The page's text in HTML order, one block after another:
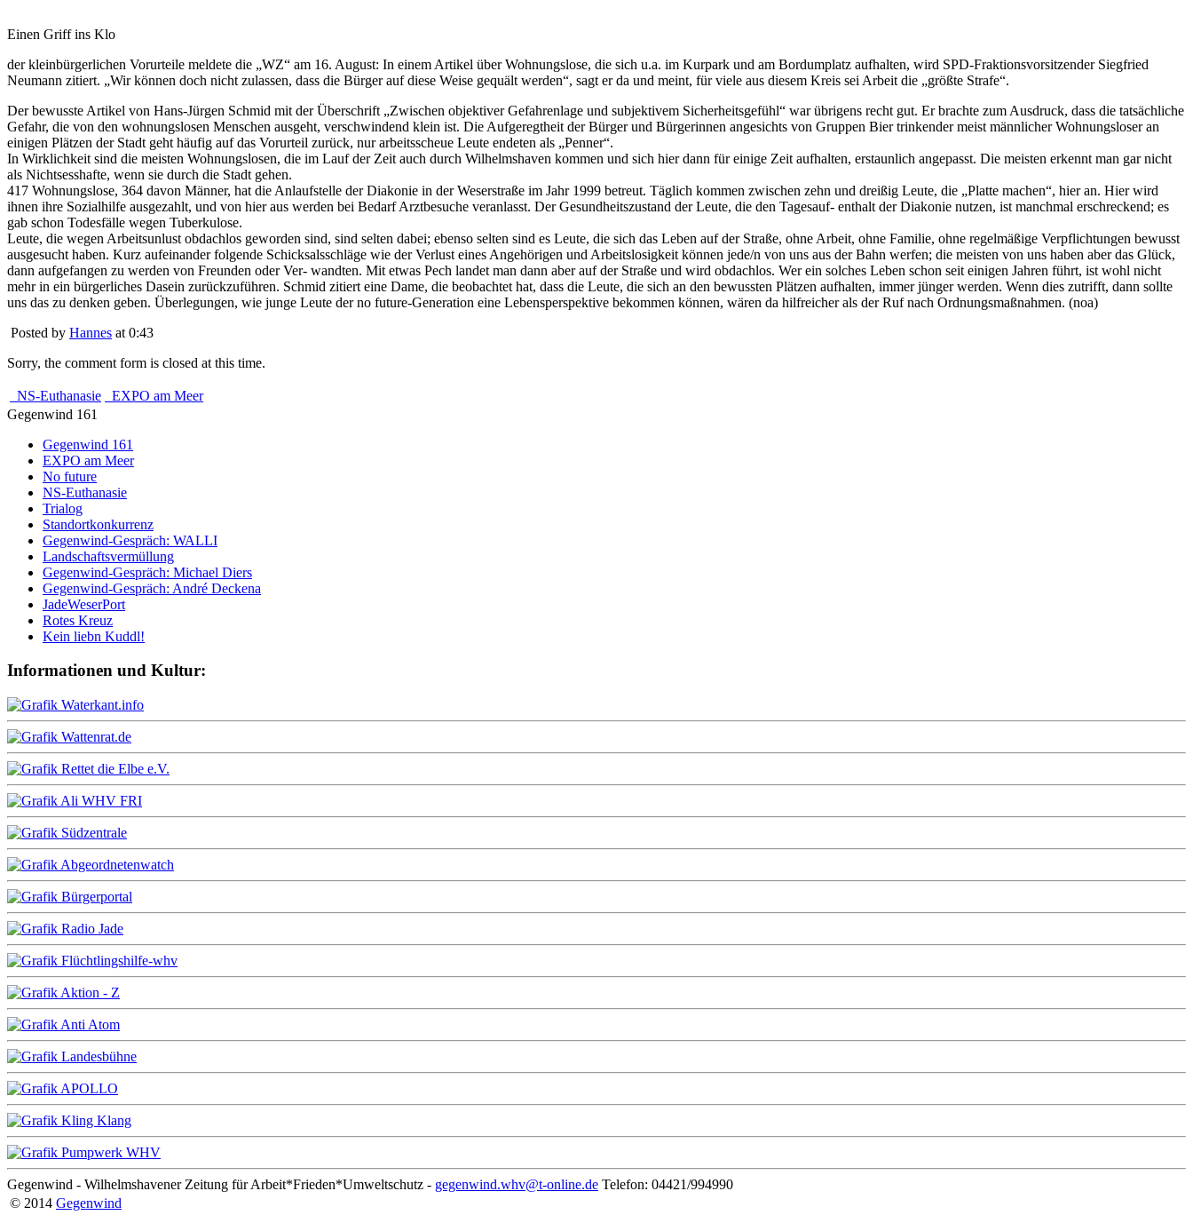
Einen Griff ins Klo
der kleinbürgerlichen Vorurteile meldete die „WZ“ am 16. August: In einem Artikel über Wohnungslose, die sich u.a. im Kurpark und am Bordumplatz aufhalten, wird SPD-Fraktionsvorsitzender Siegfried
Neumann zitiert. „Wir können doch nicht zulassen, dass die Bürger auf diese Weise gequält werden“, sagt er da und meint, für viele aus diesem Kreis sei Arbeit die „größte Strafe“.
Der bewusste Artikel von Hans-Jürgen Schmid mit der Überschrift „Zwischen objektiver Gefahrenlage und subjektivem Sicherheitsgefühl“ war übrigens recht gut. Er brachte zum Ausdruck, dass die tatsächliche
Gefahr, die von den wohnungslosen Menschen ausgeht, verschwindend klein ist. Die Aufgeregtheit der Bürger und Bürgerinnen angesichts von Gruppen Bier trinkender meist männlicher Wohnungsloser an
einigen Plätzen der Stadt geht häufig auf das Vorurteil zurück, nur arbeitsscheue Leute endeten als „Penner“.
In Wirklichkeit sind die meisten Wohnungslosen, die im Lauf der Zeit auch durch Wilhelmshaven kommen und sich hier dann für einige Zeit aufhalten, erstaunlich angepasst. Die meisten erkennt man gar nicht
als Nichtsesshafte, wenn sie durch die Stadt gehen.
417 Wohnungslose, 364 davon Männer, hat die Anlaufstelle der Diakonie in der Weserstraße im Jahr 1999 betreut. Täglich kommen zwischen zehn und dreißig Leute, die „Platte machen“, hier an. Hier wird
ihnen ihre Sozialhilfe ausgezahlt, und von hier aus werden bei Bedarf Arztbesuche veranlasst. Der Gesundheitszustand der Leute, die den Tagesauf- enthalt der Diakonie nutzen, ist manchmal erschreckend; es
gab schon Todesfälle wegen Tuberkulose.
Leute, die wegen Arbeitsunlust obdachlos geworden sind, sind selten dabei; ebenso selten sind es Leute, die sich das Leben auf der Straße, ohne Arbeit, ohne Familie, ohne regelmäßige Verpflichtungen bewusst
ausgesucht haben. Kurz aufeinander folgende Schicksalsschläge wie der Verlust eines Angehörigen und Arbeitslosigkeit können jede/n von uns aus der Bahn werfen; die meisten von uns haben aber das Glück,
dann aufgefangen zu werden von Freunden oder Ver- wandten. Mit etwas Pech landet man dann aber auf der Straße und wird obdachlos. Wer ein solches Leben schon seit einigen Jahren führt, ist wohl nicht
mehr in ein bürgerliches Dasein zurückzuführen. Schmid zitiert eine Dame, die beobachtet hat, dass die Leute, die sich an den bewussten Plätzen aufhalten, immer jünger werden. Wenn dies zutrifft, dann sollte
uns das zu denken geben. Überlegungen, wie junge Leute der no future-Generation eine Lebensperspektive bekommen können, wären da hilfreicher als der Ruf nach Ordnungsmaßnahmen. (noa)
Posted by Hannes at 0:43
Sorry, the comment form is closed at this time.
NS-Euthanasie
EXPO am Meer
Gegenwind 161
Gegenwind 161
EXPO am Meer
No future
NS-Euthanasie
Trialog
Standortkonkurrenz
Gegenwind-Gespräch: WALLI
Landschaftsvermüllung
Gegenwind-Gespräch: Michael Diers
Gegenwind-Gespräch: André Deckena
JadeWeserPort
Rotes Kreuz
Kein liebn Kuddl!
Informationen und Kultur:
Gegenwind - Wilhelmshavener Zeitung für Arbeit*Frieden*Umweltschutz - gegenwind.whv@t-online.de Telefon: 04421/994990
© 2014 Gegenwind